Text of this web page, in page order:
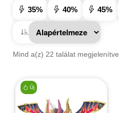
35% 40% 45%
Mind a(z) 22 találat megjelenítve
Új